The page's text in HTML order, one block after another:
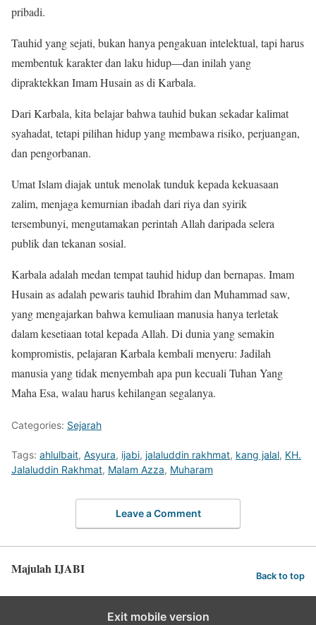
pribadi.
Tauhid yang sejati, bukan hanya pengakuan intelektual, tapi harus
membentuk karakter dan laku hidup—dan inilah yang
dipraktekkan Imam Husain as di Karbala.
Dari Karbala, kita belajar bahwa tauhid bukan sekadar kalimat
syahadat, tetapi pilihan hidup yang membawa risiko, perjuangan,
dan pengorbanan.
Umat Islam diajak untuk menolak tunduk kepada kekuasaan
zalim, menjaga kemurnian ibadah dari riya dan syirik
tersembunyi, mengutamakan perintah Allah daripada selera
publik dan tekanan sosial.
Karbala adalah medan tempat tauhid hidup dan bernapas. Imam
Husain as adalah pewaris tauhid Ibrahim dan Muhammad saw,
yang mengajarkan bahwa kemuliaan manusia hanya terletak
dalam kesetiaan total kepada Allah. Di dunia yang semakin
kompromistis, pelajaran Karbala kembali menyeru: Jadilah
manusia yang tidak menyembah apa pun kecuali Tuhan Yang
Maha Esa, walau harus kehilangan segalanya.
Categories: Sejarah
Tags: ahlulbait, Asyura, ijabi, jalaluddin rakhmat, kang jalal, KH.
Jalaluddin Rakhmat, Malam Azza, Muharam
Leave a Comment
Majulah IJABI Back to top
Exit mobile version